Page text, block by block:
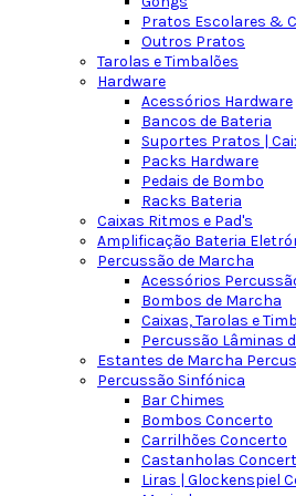
Pratos Escolares &
Outros Pratos
Tarolas e Timbalões
Hardware
Acessórios Hardware
Bancos de Bateria
Suportes Pratos |
Packs Hardware
Pedais de Bombo
Racks Bateria
Caixas Ritmos e Pad's
Amplificação Bateria
Percussão de Marcha
Acessórios
Bombos de Marcha
Caixas, Tarolas e
Percussão Lâminas
Estantes de Marcha
Percussão Sinfónica
Bar Chimes
Bombos Concerto
Carrilhões Concerto
Castanholas
Liras | Glockenspiel